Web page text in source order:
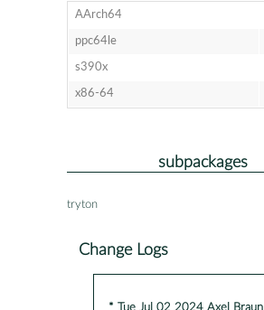
AArch64
ppc64le
s390x
x86-64
subpackages
tryton
Change Logs
* Tue Jul 02 2024 Axel Braun